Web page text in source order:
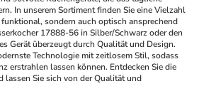
In unserem Sortiment finden Sie eine Vielzahl
sondern auch optisch ansprechend
17888-56 in Silber/Schwarz oder den
Gerät überzeugt durch Qualität und Design.
Technologie mit zeitlosem Stil, sodass
erstrahlen lassen können. Entdecken Sie die
lassen Sie sich von der Qualität und